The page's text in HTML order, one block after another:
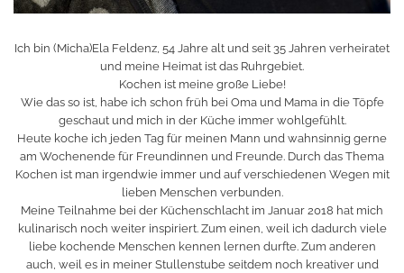
Ich bin (Micha)Ela Feldenz, 54 Jahre alt und seit 35 Jahren verheiratet
und meine Heimat ist das Ruhrgebiet.
Kochen ist meine große Liebe!
Wie das so ist, habe ich schon früh bei Oma und Mama in die Töpfe
geschaut und mich in der Küche immer wohlgefühlt.
Heute koche ich jeden Tag für meinen Mann und wahnsinnig gerne
am Wochenende für Freundinnen und Freunde. Durch das Thema
Kochen ist man irgendwie immer und auf verschiedenen Wegen mit
lieben Menschen verbunden.
Meine Teilnahme bei der Küchenschlacht im Januar 2018 hat mich
kulinarisch noch weiter inspiriert. Zum einen, weil ich dadurch viele
liebe kochende Menschen kennen lernen durfte. Zum anderen
auch, weil es in meiner Stullenstube seitdem noch kreativer und